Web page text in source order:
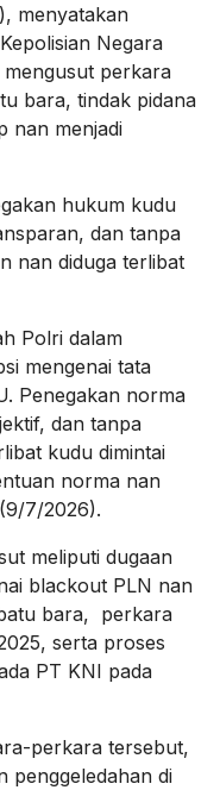
menyatakan
Negara
perkara
bara, tindak pidana
nan menjadi
hukum kudu
dan tanpa
nan diduga terlibat
Polri dalam
mengenai tata
Penegakan norma
dan tanpa
kudu dimintai
norma nan
7/2026).
meliputi dugaan
blackout PLN nan
bara, perkara
serta proses
PT KNI pada
perkara tersebut,
penggeledahan di